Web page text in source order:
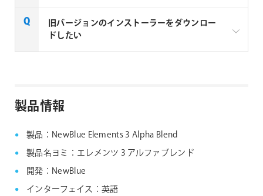
同一マシンであれば、複数のアプリケーションで
NewBlue社製品をご利用いただけます。
旧バージョンのインストーラーをダウンロー
ドしたい
製品情報
製品：NewBlue Elements 3 Alpha Blend
製品名ヨミ：エレメンツ 3 アルファブレンド
開発：NewBlue
インターフェイス：英語